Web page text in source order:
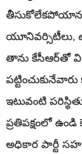
తీసుకోలేకపోయానని
యూనివర్సిటీలు,
తాను కేసీఆర్‌తో
ఇటువంటి
ప్రతిపక్షంలో
అధికార పార్టీ